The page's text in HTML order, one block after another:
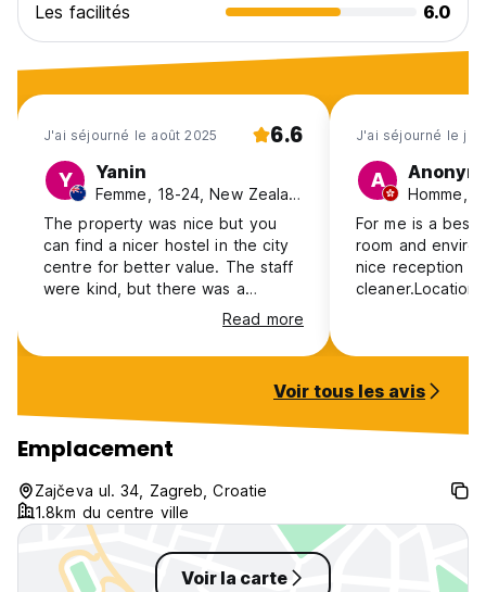
Les facilités
6.0
J'ai séjourné le août 2025 6.6
Y Yanin
Femme, 18-24, New Zealand
The property was nice but you
can find a nicer hostel in the city
centre for better value. The staff
were kind, but there was a
strange energy because it was
kitchenette attached. Also very
suggest. Overall, would
recommend for only a night
Read more
J'ai séjourné le
A
For me is a best
room and
nice reception and
recommend live
Voir tous les avis
Emplacement
Zajčeva ul. 34, Zagreb, Croatie
1.8km du centre ville
Voir la carte